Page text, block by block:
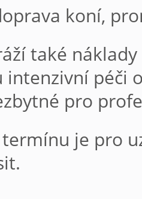
koní,
také
péči
pro
je pro